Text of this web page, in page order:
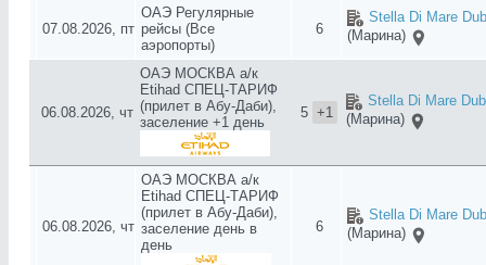
07.08.2026, пт
ОАЭ Регулярные
рейсы (Все
аэропорты)
6
Stella Di Mare
(Марина)
06.08.2026, чт
ОАЭ МОСКВА а/к
Etihad СПЕЦ-ТАРИФ
(прилет в Абу-Даби),
заселение +1 день
5 +1
Stella Di Mare
(Марина)
06.08.2026, чт
ОАЭ МОСКВА а/к
Etihad СПЕЦ-ТАРИФ
(прилет в Абу-Даби),
заселение день в
день
6
Stella Di Mare
(Марина)